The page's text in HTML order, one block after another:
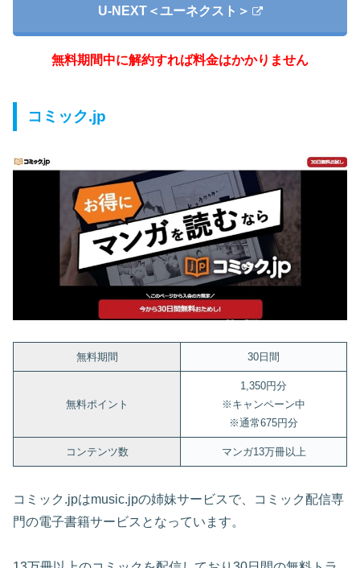
U-NEXT＜ユーネクスト＞
無料期間中に解約すれば料金はかかりません
コミック.jp
無料期間 30日間
無料ポイント
1,350円分
※キャンペーン中
※通常675円分
コンテンツ数 マンガ13万冊以上
コミック.jpはmusic.jpの姉妹サービスで、コミック配信専
門の電子書籍サービスとなっています。